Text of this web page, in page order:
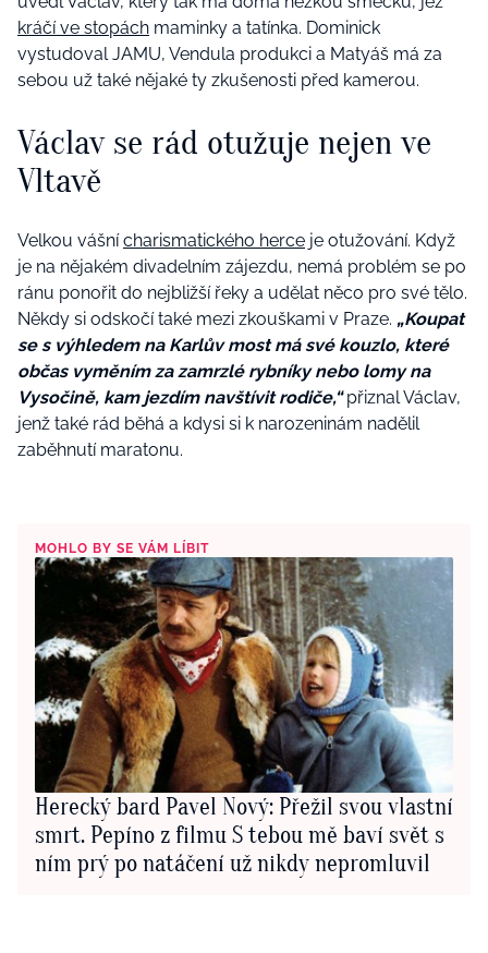
kráčí ve stopách maminky a tatínka. Dominick
vystudoval JAMU, Vendula produkci a Matyáš má za
sebou už také nějaké ty zkušenosti před kamerou.
Václav se rád otužuje nejen ve
Vltavě
Velkou vášnícharismatického herce je otužování. Když
je na nějakém divadelním zájezdu, nemá problém se po
ránu ponořit do nejbližší řeky a udělat něco pro své tělo.
Někdy si odskočí také mezi zkouškami v Praze. „Koupat
se s výhledem na Karlův most má své kouzlo, které
občas vyměním za zamrzlé rybníky nebo lomy na
Vysočině, kam jezdím navštívit rodiče,“přiznal Václav,
jenž také rád běhá a kdysi si k narozeninám nadělil
zaběhnutí maratonu.
MOHLO BY SE VÁM LÍBIT
Herecký bard Pavel Nový: Přežil svou vlastní
smrt. Pepíno z filmu S tebou mě baví svět s
ním prý po natáčení už nikdy nepromluvil